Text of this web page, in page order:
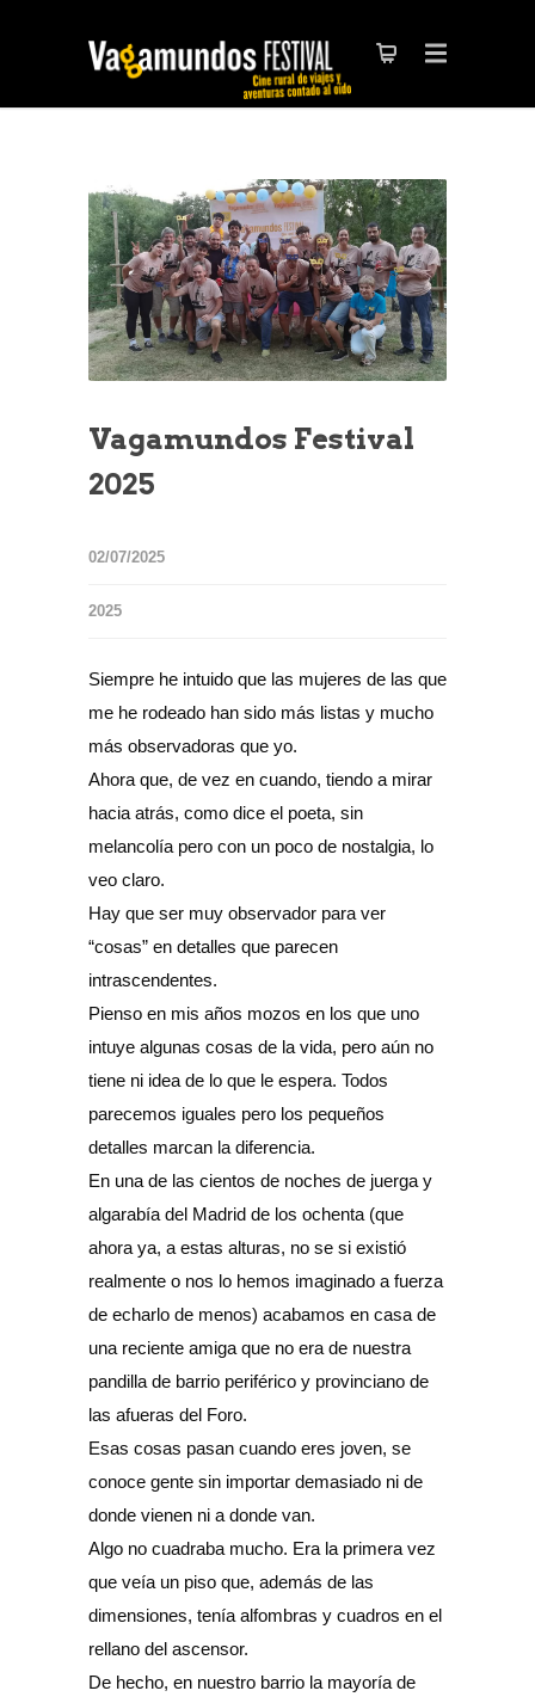
Vagamundos Festival
2025
02/07/2025
2025
Siempre he intuido que las mujeres de las que
me he rodeado han sido más listas y mucho
más observadoras que yo.
Ahora que, de vez en cuando, tiendo a mirar
hacia atrás, como dice el poeta, sin
melancolía pero con un poco de nostalgia, lo
veo claro.
Hay que ser muy observador para ver
“cosas” en detalles que parecen
intrascendentes.
Pienso en mis años mozos en los que uno
intuye algunas cosas de la vida, pero aún no
tiene ni idea de lo que le espera. Todos
parecemos iguales pero los pequeños
detalles marcan la diferencia.
En una de las cientos de noches de juerga y
algarabía del Madrid de los ochenta (que
ahora ya, a estas alturas, no se si existió
realmente o nos lo hemos imaginado a fuerza
de echarlo de menos) acabamos en casa de
una reciente amiga que no era de nuestra
pandilla de barrio periférico y provinciano de
las afueras del Foro.
Esas cosas pasan cuando eres joven, se
conoce gente sin importar demasiado ni de
donde vienen ni a donde van.
Algo no cuadraba mucho. Era la primera vez
que veía un piso que, además de las
dimensiones, tenía alfombras y cuadros en el
rellano del ascensor.
De hecho, en nuestro barrio la mayoría de